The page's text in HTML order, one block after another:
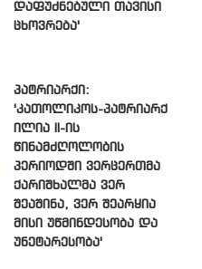
დაფუძნებული თავისი
ცხოვრება'
პატრიარქი:
'კათოლიკოს-პატრიარქ
ილია II-ის
წინამძღოლობის
პერიოდში ვერცერთმა
ქარიშხალმა ვერ
შეაშინა, ვერ შეარყია
მისი უწმინდესობა და
უნეტარესობა'